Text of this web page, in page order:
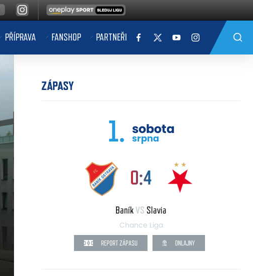
PŘÍPRAVA FANSHOP PARTNEŘI
ZÁPASY
1. sobota
srpna
0:4
BaníkVS Slavia
Chance Liga
REPORT ZÁPASU ONLAJNY